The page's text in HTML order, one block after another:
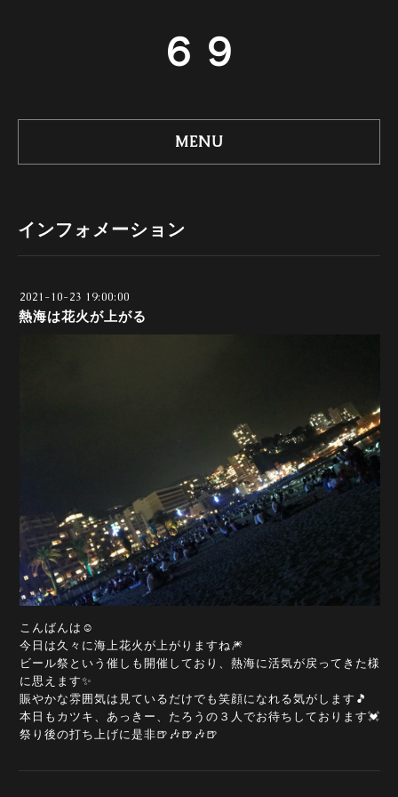
６９
MENU
インフォメーション
2021-10-23 19:00:00
熱海は花火が上がる
こんばんは☺️
今日は久々に海上花火が上がりますね🎆
ビール祭という催しも開催しており、熱海に活気が戻ってきた様
に思えます✨
賑やかな雰囲気は見ているだけでも笑顔になれる気がします🎵
本日もカツキ、あっきー、たろうの３人でお待ちしております💓
祭り後の打ち上げに是非🍺🎶🍺🎶🍺